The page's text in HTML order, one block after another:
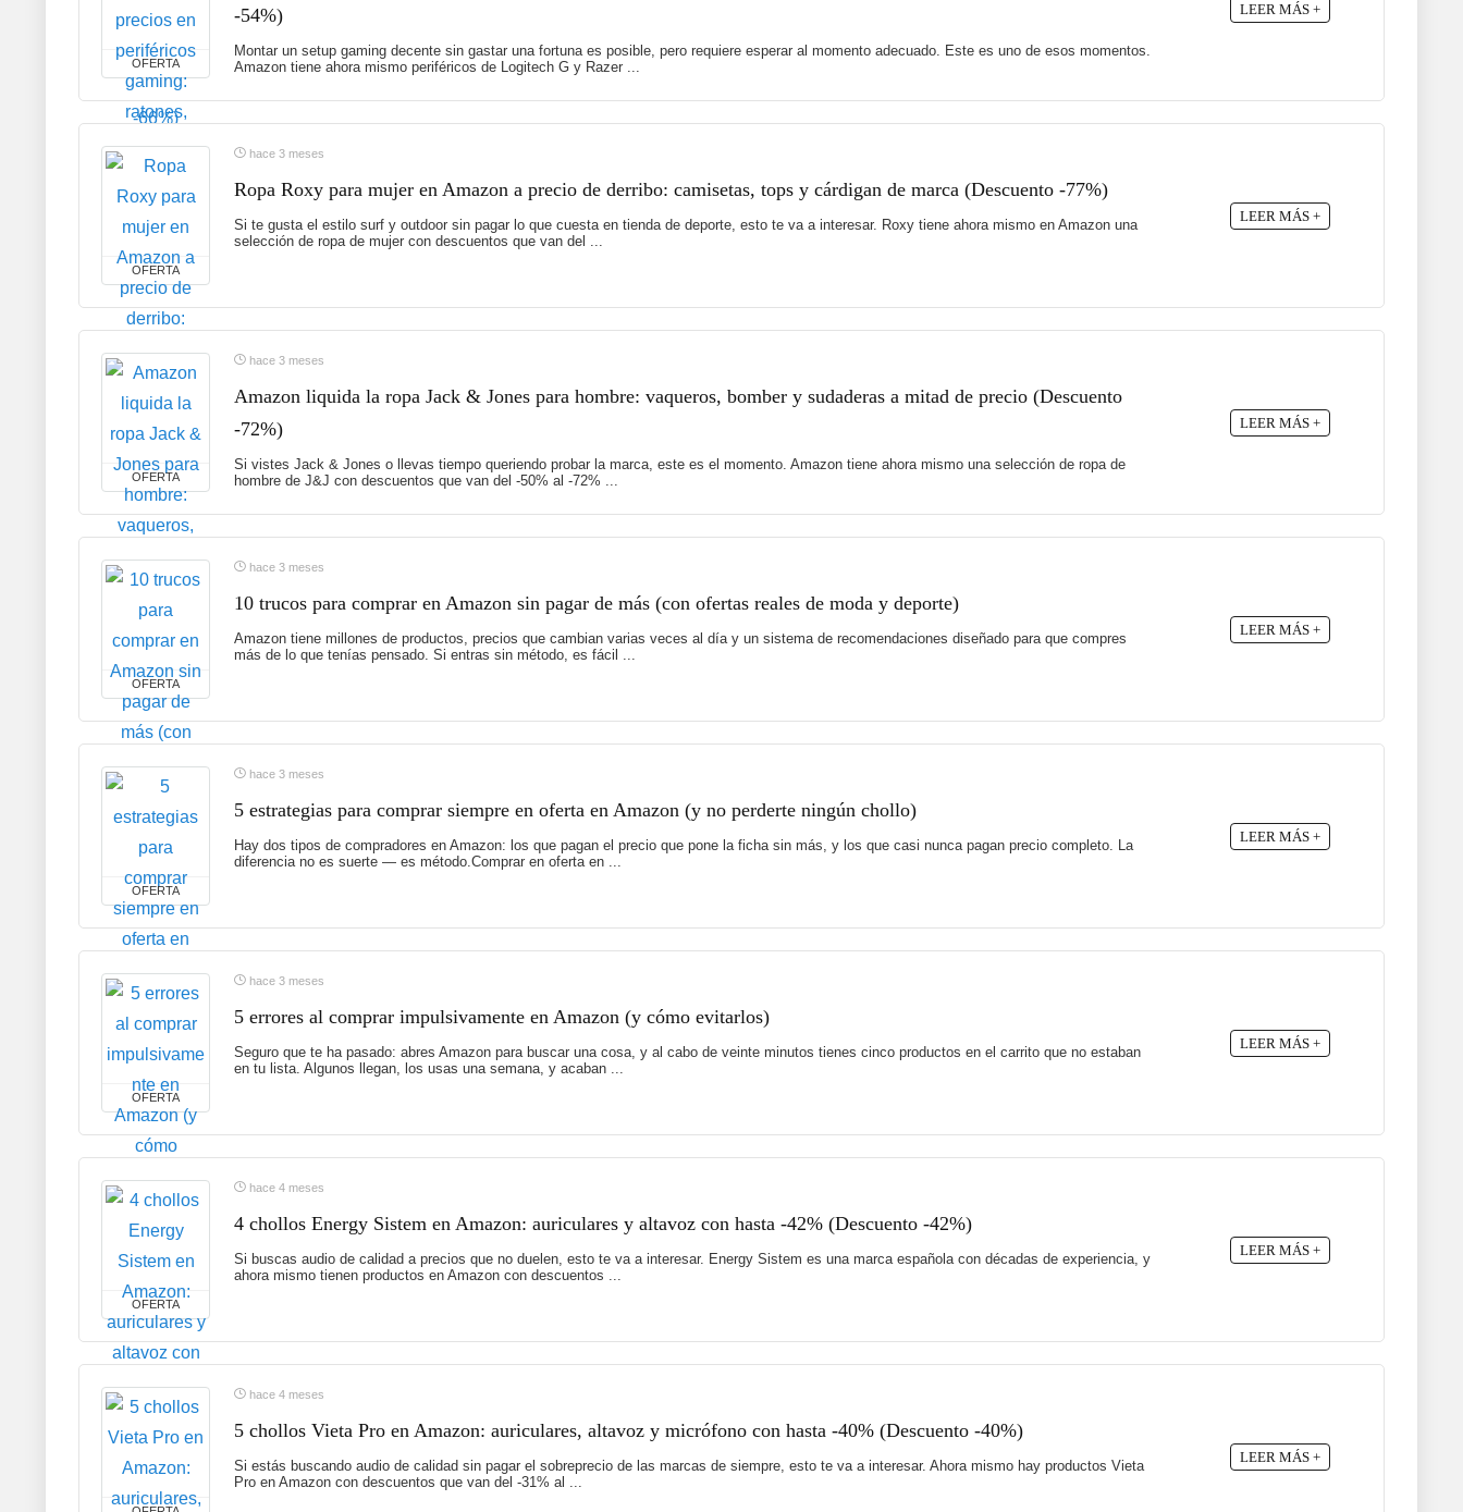
OFERTA
-54%)
Montar un setup gaming decente sin gastar una fortuna es posible, pero requiere esperar al momento adecuado. Este es uno de esos momentos.
Amazon tiene ahora mismo periféricos de Logitech G y Razer ...
LEER MÁS +
OFERTA
hace 3 meses
Ropa Roxy para mujer en Amazon a precio de derribo: camisetas, tops y cárdigan de marca (Descuento -77%)
Si te gusta el estilo surf y outdoor sin pagar lo que cuesta en tienda de deporte, esto te va a interesar. Roxy tiene ahora mismo en Amazon una
selección de ropa de mujer con descuentos que van del ...
LEER MÁS +
OFERTA
hace 3 meses
Amazon liquida la ropa Jack & Jones para hombre: vaqueros, bomber y sudaderas a mitad de precio (Descuento
-72%)
Si vistes Jack & Jones o llevas tiempo queriendo probar la marca, este es el momento. Amazon tiene ahora mismo una selección de ropa de
hombre de J&J con descuentos que van del -50% al -72% ...
LEER MÁS +
OFERTA
hace 3 meses
10 trucos para comprar en Amazon sin pagar de más (con ofertas reales de moda y deporte)
Amazon tiene millones de productos, precios que cambian varias veces al día y un sistema de recomendaciones diseñado para que compres
más de lo que tenías pensado. Si entras sin método, es fácil ...
LEER MÁS +
OFERTA
hace 3 meses
5 estrategias para comprar siempre en oferta en Amazon (y no perderte ningún chollo)
Hay dos tipos de compradores en Amazon: los que pagan el precio que pone la ficha sin más, y los que casi nunca pagan precio completo. La
diferencia no es suerte — es método.Comprar en oferta en ...
LEER MÁS +
OFERTA
hace 3 meses
5 errores al comprar impulsivamente en Amazon (y cómo evitarlos)
Seguro que te ha pasado: abres Amazon para buscar una cosa, y al cabo de veinte minutos tienes cinco productos en el carrito que no estaban
en tu lista. Algunos llegan, los usas una semana, y acaban ...
LEER MÁS +
OFERTA
hace 4 meses
4 chollos Energy Sistem en Amazon: auriculares y altavoz con hasta -42% (Descuento -42%)
Si buscas audio de calidad a precios que no duelen, esto te va a interesar. Energy Sistem es una marca española con décadas de experiencia, y
ahora mismo tienen productos en Amazon con descuentos ...
LEER MÁS +
hace 4 meses
5 chollos Vieta Pro en Amazon: auriculares, altavoz y micrófono con hasta -40% (Descuento -40%)
Si estás buscando audio de calidad sin pagar el sobreprecio de las marcas de siempre, esto te va a interesar. Ahora mismo hay productos Vieta
Pro en Amazon con descuentos que van del -31% al ...
LEER MÁS +